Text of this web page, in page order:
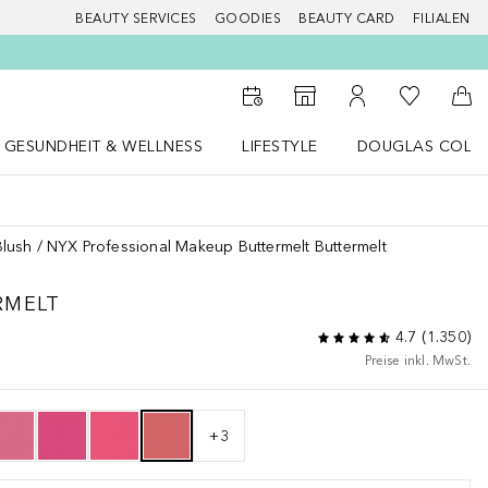
BEAUTY SERVICES GOODIES BEAUTY CARD FILIALEN
Zum Storefinder
Zu Meinem
Zu Meiner
GESUNDHEIT & WELLNESS
LIFESTYLE
DOUGLAS
NYX Professional Makeup Buttermelt Buttermelt
4.7 (1.350)
Preise inkl. MwSt.
+3